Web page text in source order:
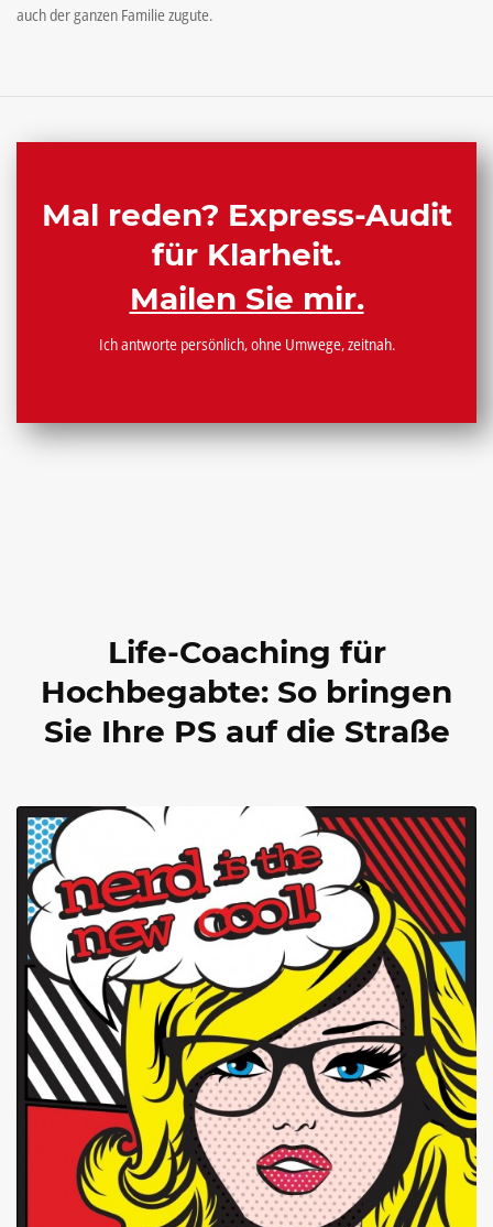
auch der ganzen Familie zugute.
Mal reden? Express-Audit
für Klarheit.
Mailen Sie mir.
Ich antworte persönlich, ohne Umwege, zeitnah.
Life-Coaching für
Hochbegabte: So bringen
Sie Ihre PS auf die Straße